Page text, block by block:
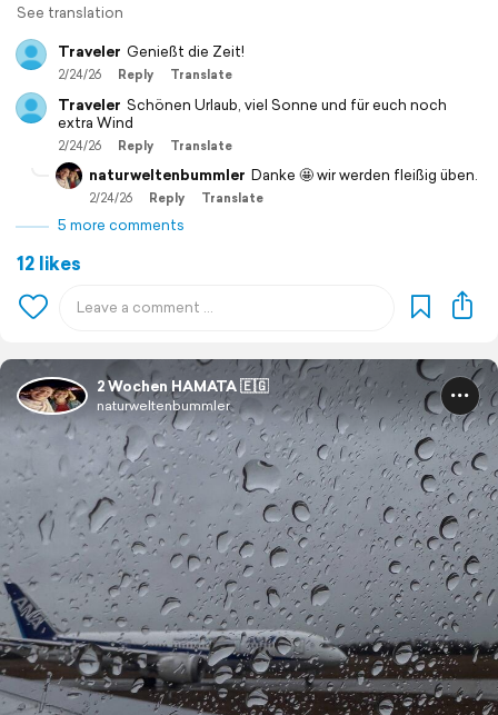
See translation
Traveler Genießt die Zeit!
2/24/26 Reply Translate
Traveler Schönen Urlaub, viel Sonne und für euch noch
extra Wind
2/24/26 Reply Translate
naturweltenbummler Danke 🤩 wir werden fleißig üben.
2/24/26 Reply Translate
5 more comments
12 likes
2 Wochen HAMATA 🇪🇬
naturweltenbummler